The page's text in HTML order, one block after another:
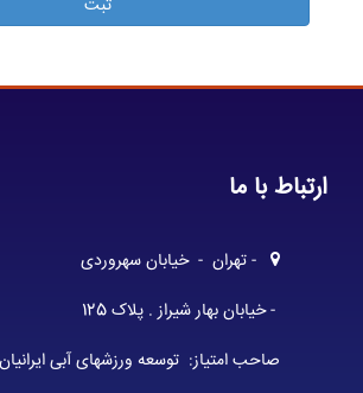
ارتباط با ما
- تهران - خیابان سهروردی
- خیابان بهار شیراز . پلاک 125
صاحب امتیاز: توسعه ورزشهای آبی ایرانیان